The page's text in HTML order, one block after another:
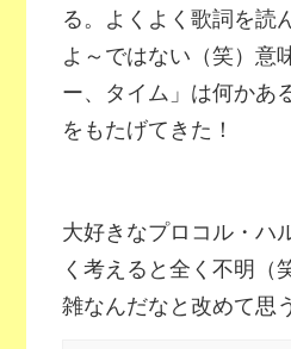
る。よくよく歌詞を読
よ～ではない（笑）意
ー、タイム」は何かあ
をもたげてきた！
大好きなプロコル・ハ
く考えると全く不明（
雑なんだなと改めて思う